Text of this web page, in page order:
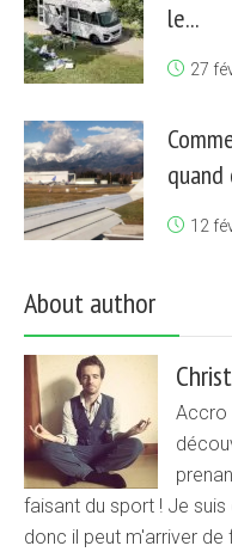
le...
27
quand
12
About author
Accro
faisant du sport ! Je
donc il peut m'arriver